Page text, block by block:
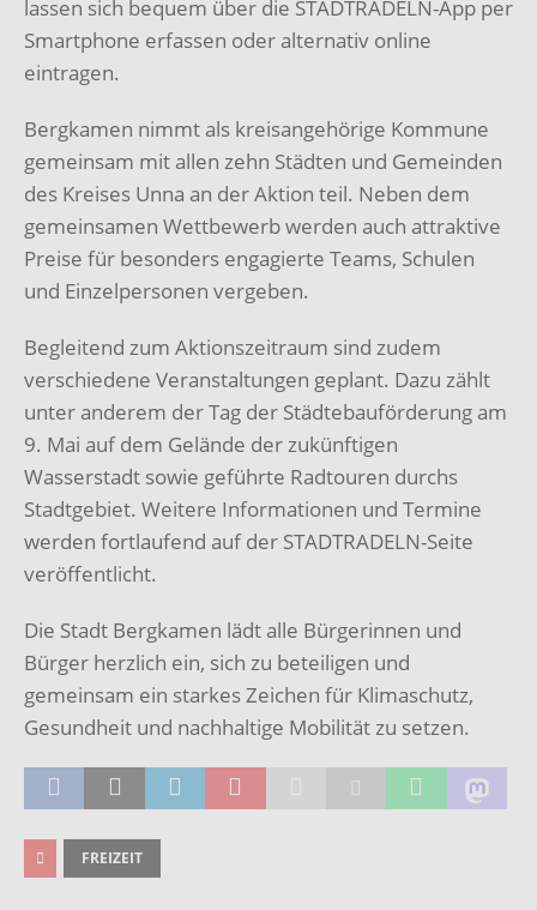
lassen sich bequem über die STADTRADELN-App per
Smartphone erfassen oder alternativ online
eintragen.
Bergkamen nimmt als kreisangehörige Kommune
gemeinsam mit allen zehn Städten und Gemeinden
des Kreises Unna an der Aktion teil. Neben dem
gemeinsamen Wettbewerb werden auch attraktive
Preise für besonders engagierte Teams, Schulen
und Einzelpersonen vergeben.
Begleitend zum Aktionszeitraum sind zudem
verschiedene Veranstaltungen geplant. Dazu zählt
unter anderem der Tag der Städtebauförderung am
9. Mai auf dem Gelände der zukünftigen
Wasserstadt sowie geführte Radtouren durchs
Stadtgebiet. Weitere Informationen und Termine
werden fortlaufend auf der STADTRADELN-Seite
veröffentlicht.
Die Stadt Bergkamen lädt alle Bürgerinnen und
Bürger herzlich ein, sich zu beteiligen und
gemeinsam ein starkes Zeichen für Klimaschutz,
Gesundheit und nachhaltige Mobilität zu setzen.
FREIZEIT